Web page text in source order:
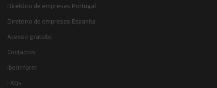
Diretório de empresas Portugal
Diretório de empresas Espanha
Acesso gratuito
Contactos
Iberinform
FAQs